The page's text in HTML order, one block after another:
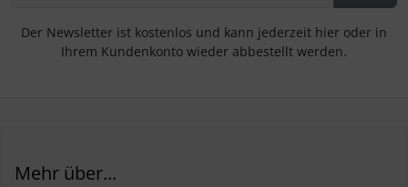
Der Newsletter ist kostenlos und kann jederzeit hier oder in
Ihrem Kundenkonto wieder abbestellt werden.
Mehr über...